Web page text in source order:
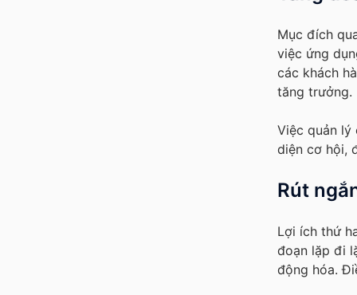
Mục đích
việc ứng
các khách
tăng trưởng.
Việc quản lý
diện cơ hội,
Rút
Lợi ích thứ
đoạn lặp đi
động hóa.